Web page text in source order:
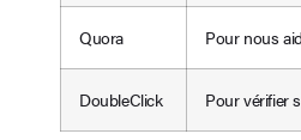
Quora Pour nous
DoubleClick Pour vérifier